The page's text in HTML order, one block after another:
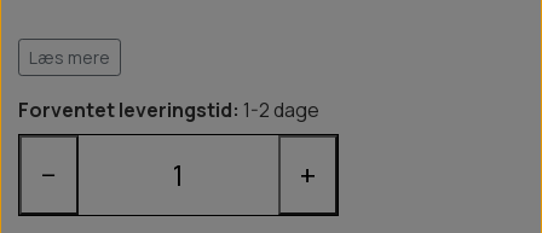
Læs mere
Forventet leveringstid: 1-2 dage
− +